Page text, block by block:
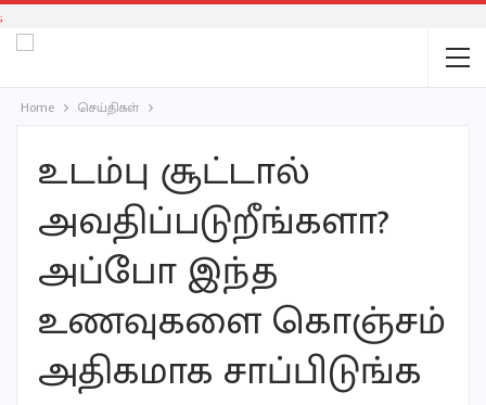
;
Home செய்திகள்
உடம்பு சூட்டால்
அவதிப்படுறீங்களா?
அப்போ இந்த
உணவுகளை கொஞ்சம்
அதிகமாக சாப்பிடுங்க